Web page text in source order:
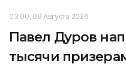
03:00, 09 Августа 2026
Павел Дуров
тысячи